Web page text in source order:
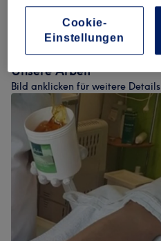
Damen Sugaring (
Unsere Arbeit
Bild anklicken für weitere Details
Cookie-
Einstellungen